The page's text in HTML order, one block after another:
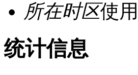
所在时区使
统计信息